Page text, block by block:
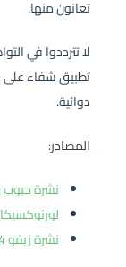
تعانون منها.
لا تترددوا في
دوائية.
المصادر:
نشرة
نشرة زيفو 4 و8 مجم